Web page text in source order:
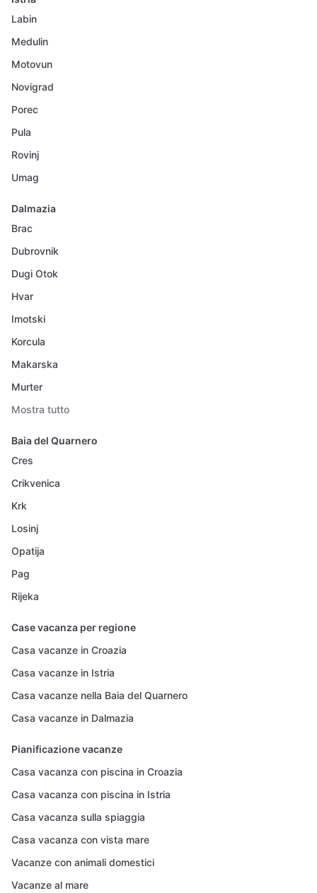
Labin
Medulin
Motovun
Novigrad
Porec
Pula
Rovinj
Umag
Dalmazia
Brac
Dubrovnik
Dugi Otok
Hvar
Imotski
Korcula
Makarska
Murter
Mostra tutto
Baia del Quarnero
Cres
Crikvenica
Krk
Losinj
Opatija
Pag
Rijeka
Case vacanza per regione
Casa vacanze in Croazia
Casa vacanze in Istria
Casa vacanze nella Baia del Quarnero
Casa vacanze in Dalmazia
Pianificazione vacanze
Casa vacanza con piscina in Croazia
Casa vacanza con piscina in Istria
Casa vacanza sulla spiaggia
Casa vacanza con vista mare
Vacanze con animali domestici
Vacanze al mare